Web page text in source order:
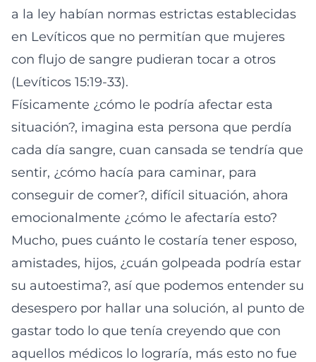
a la ley habían normas estrictas establecidas
en Levíticos que no permitían que mujeres
con flujo de sangre pudieran tocar a otros
(Levíticos 15:19-33).
Físicamente ¿cómo le podría afectar esta
situación?, imagina esta persona que perdía
cada día sangre, cuan cansada se tendría que
sentir, ¿cómo hacía para caminar, para
conseguir de comer?, difícil situación, ahora
emocionalmente ¿cómo le afectaría esto?
Mucho, pues cuánto le costaría tener esposo,
amistades, hijos, ¿cuán golpeada podría estar
su autoestima?, así que podemos entender su
desespero por hallar una solución, al punto de
gastar todo lo que tenía creyendo que con
aquellos médicos lo lograría, más esto no fue